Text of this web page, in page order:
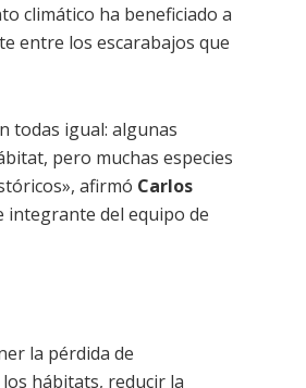
climático ha beneficiado a
entre los escarabajos que
todas igual: algunas
pero muchas especies
afirmó Carlos
integrante del equipo de
la pérdida de
hábitats, reducir la